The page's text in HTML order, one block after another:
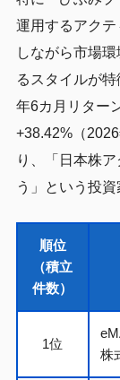
運用するアク
しながら市場
るスタイルが
年6カ月リター
+38.42%（
り、「日本株
う」という投資
順位
（積立
件数）
1位
株